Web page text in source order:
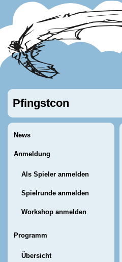
Pfingstcon
News
Anmeldung
Als Spieler anmelden
Spielrunde anmelden
Workshop anmelden
Programm
Übersicht